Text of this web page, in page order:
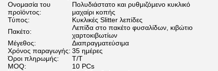
Ονομασία του
προϊόντος:
Πολυδιάστατο και ρυθμιζόμενο κυκλικό
μαχαίρι κοπής
Τύπος:
Κυκλικές Slitter λεπίδες
Πακέτο:
Λεπίδα στο πακέτο φυσαλίδων, κιβώτιο
χαρτοκιβωτίων
Μέγεθος:
Διαπραγματεύσιμα
Χρόνος παραγωγής: 35 ημέρες
Όροι πληρωμής:
Τ/Τ
MOQ:
10 PCs